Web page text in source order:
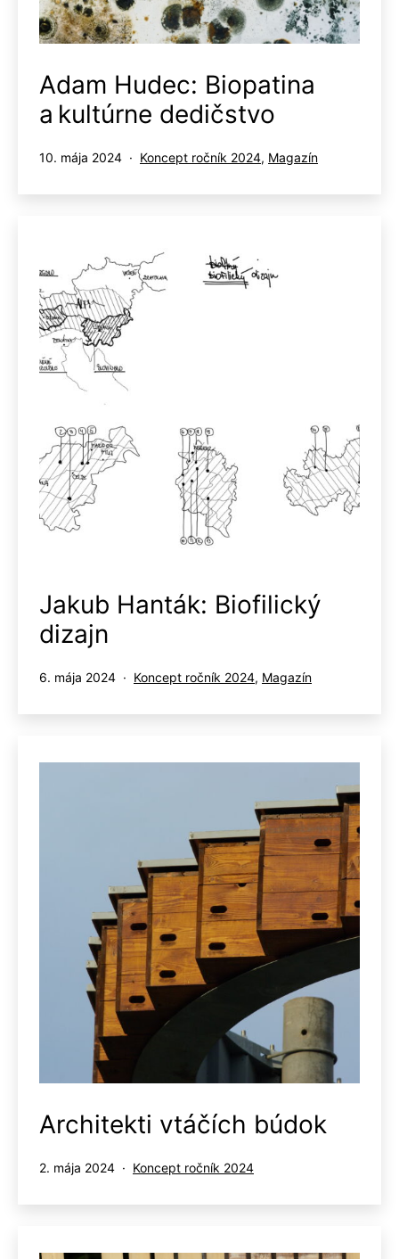
Adam Hudec: Biopatina
a kultúrne dedičstvo
Publikované
10. mája 2024
Kategorizované
Koncept ročník 2024, Magazín
Jakub Hanták: Biofilický
dizajn
Publikované
6. mája 2024
Kategorizované
Koncept ročník 2024, Magazín
Architekti vtáčích búdok
Publikované
2. mája 2024
Kategorizované
Koncept ročník 2024